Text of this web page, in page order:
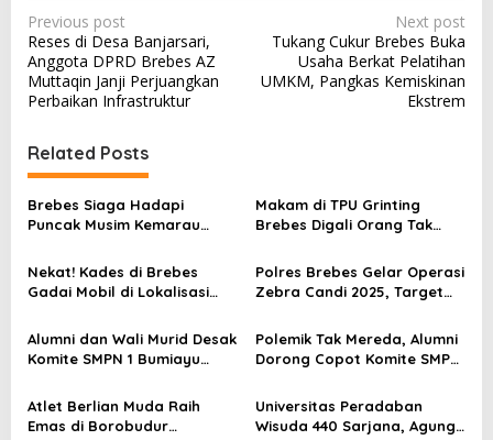
P
o
s
t
n
a
v
i
g
a
t
i
n
Previous post
Reses di Desa Banjarsari,
Anggota DPRD Brebes AZ
Muttaqin Janji Perjuangkan
Perbaikan Infrastruktur
Next post
Tukang Cukur Brebes Buka
Usaha Berkat Pelatihan
UMKM, Pangkas Kemiskinan
Ekstrem
Related Posts
Brebes Siaga Hadapi
Puncak Musim Kemarau
Kesiapsiagaan Bencana dan
Karhutla
Makam di TPU Grinting
Brebes Digali Orang Tak
Selidiki Motif Pelaku
Nekat! Kades di Brebes
Gadai Mobil di Lokalisasi
Polres Brebes Gelar Operasi
Zebra Candi 2025, Target
Pelanggaran Lalu Lintas
Alumni dan Wali Murid Desak
Komite SMPN 1 Bumiayu
Tangan
Polemik Tak Mereda, Alumni
Dorong Copot Komite SMPN
Protes
Atlet Berlian Muda Raih
Emas di Borobudur
Universitas Peradaban
Wisuda 440 Sarjana, Agung